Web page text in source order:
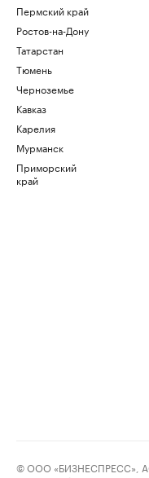
Пермский край
Ростов-на-Дону
Татарстан
Тюмень
Черноземье
Кавказ
Карелия
Мурманск
Приморский
край
© ООО «БИЗНЕСПРЕСС»,